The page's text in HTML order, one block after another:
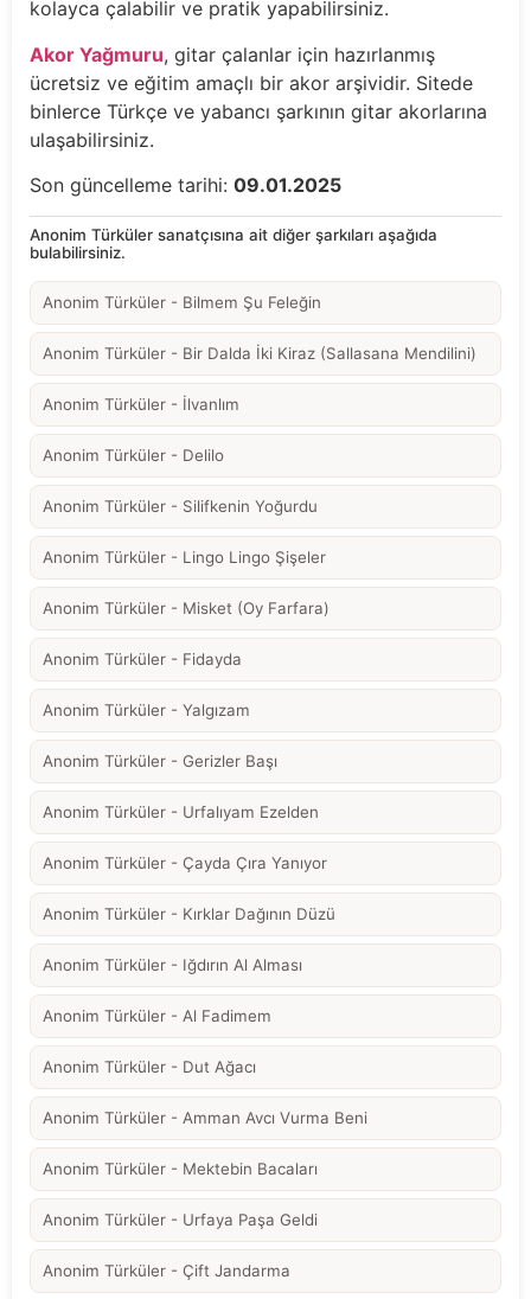
kolayca çalabilir ve pratik yapabilirsiniz.
Akor Yağmuru, gitar çalanlar için hazırlanmış
ücretsiz ve eğitim amaçlı bir akor arşividir. Sitede
binlerce Türkçe ve yabancı şarkının gitar akorlarına
ulaşabilirsiniz.
Son güncelleme tarihi: 09.01.2025
Anonim Türküler sanatçısına ait diğer şarkıları aşağıda
bulabilirsiniz.
Anonim Türküler - Bilmem Şu Feleğin
Anonim Türküler - Bir Dalda İki Kiraz (Sallasana Mendilini)
Anonim Türküler - İlvanlım
Anonim Türküler - Delilo
Anonim Türküler - Silifkenin Yoğurdu
Anonim Türküler - Lingo Lingo Şişeler
Anonim Türküler - Misket (Oy Farfara)
Anonim Türküler - Fidayda
Anonim Türküler - Yalgızam
Anonim Türküler - Gerizler Başı
Anonim Türküler - Urfalıyam Ezelden
Anonim Türküler - Çayda Çıra Yanıyor
Anonim Türküler - Kırklar Dağının Düzü
Anonim Türküler - Iğdırın Al Alması
Anonim Türküler - Al Fadimem
Anonim Türküler - Dut Ağacı
Anonim Türküler - Amman Avcı Vurma Beni
Anonim Türküler - Mektebin Bacaları
Anonim Türküler - Urfaya Paşa Geldi
Anonim Türküler - Çift Jandarma